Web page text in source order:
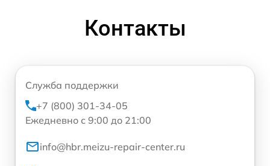
Контакты
Служба поддержки
+7 (800) 301-34-05
Ежедневно с 9:00 до 21:00
info@hbr.meizu-repair-center.ru